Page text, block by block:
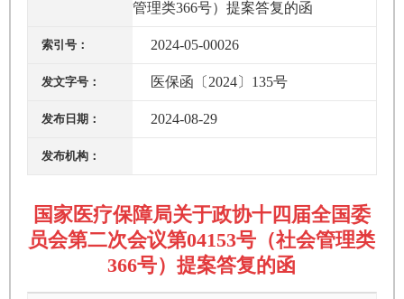
管理类366号）提案答复的函
索引号： 2024-05-00026
发文字号： 医保函〔2024〕135号
发布日期： 2024-08-29
发布机构：
国家医疗保障局关于政协十四届全国委
员会第二次会议第04153号（社会管理类
366号）提案答复的函